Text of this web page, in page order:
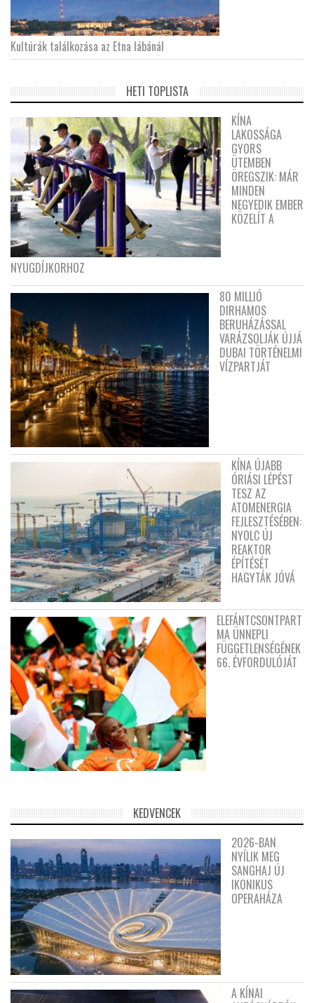
Kultúrák találkozása az Etna lábánál
HETI TOPLISTA
KÍNA
LAKOSSÁGA
GYORS
ÜTEMBEN
ÖREGSZIK: MÁR
MINDEN
NEGYEDIK EMBER
KÖZELÍT A
NYUGDÍJKORHOZ
80 MILLIÓ
DIRHAMOS
BERUHÁZÁSSAL
VARÁZSOLJÁK ÚJJÁ
DUBAI TÖRTÉNELMI
VÍZPARTJÁT
KÍNA ÚJABB
ÓRIÁSI LÉPÉST
TESZ AZ
ATOMENERGIA
FEJLESZTÉSÉBEN:
NYOLC ÚJ
REAKTOR
ÉPÍTÉSÉT
HAGYTÁK JÓVÁ
ELEFÁNTCSONTPART
MA ÜNNEPLI
FÜGGETLENSÉGÉNEK
66. ÉVFORDULÓJÁT
KEDVENCEK
2026-BAN
NYÍLIK MEG
SANGHAJ ÚJ
IKONIKUS
OPERAHÁZA
A KÍNAI